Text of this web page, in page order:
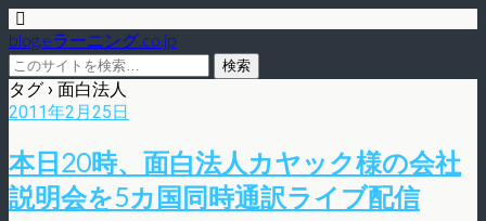
blog.eラーニング.co.jp
タグ › 面白法人
2011年2月25日
本日20時、面白法人カヤック様の会社
説明会を5カ国同時通訳ライブ配信